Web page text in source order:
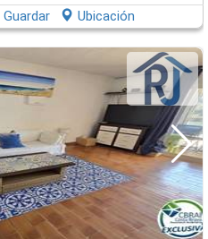
Guardar Ubicación